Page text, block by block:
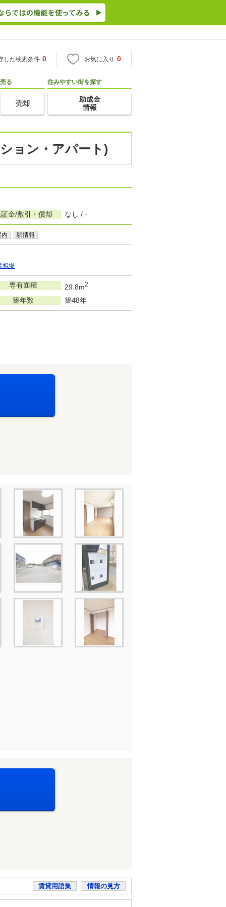
した検索条件 0 お気に入り 0
売る
売却
住みやすい街を探す
助成金
情報
ョン・アパート)
金/敷引・償却 なし / -
内 駅情報
相場
専有面積 29.8m2
築年数 築48年
賃貸用語集 情報の見方